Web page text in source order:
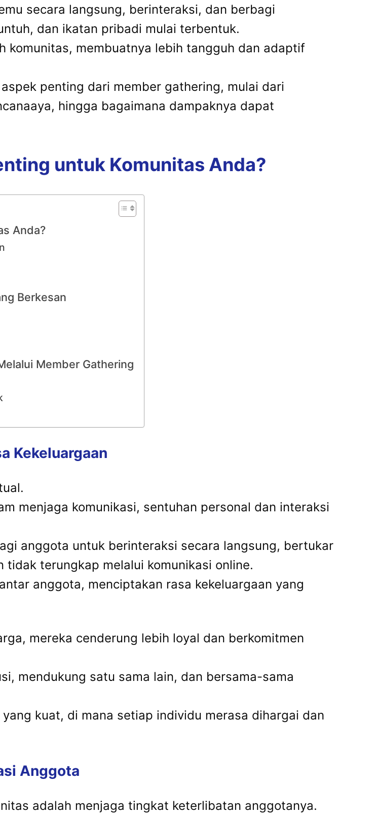
secara langsung, berinteraksi, dan berbagi
dan ikatan pribadi mulai terbentuk.
komunitas, membuatnya lebih tangguh dan adaptif
penting dari member gathering, mulai dari
hingga bagaimana dampaknya dapat
untuk Komunitas Anda?
Anda?
Berkesan
Member Gathering
Kekeluargaan
menjaga komunikasi, sentuhan personal dan interaksi
anggota untuk berinteraksi secara langsung, bertukar
tidak terungkap melalui komunikasi online.
anggota, menciptakan rasa kekeluargaan yang
mereka cenderung lebih loyal dan berkomitmen
mendukung satu sama lain, dan bersama-sama
kuat, di mana setiap individu merasa dihargai dan
Anggota
adalah menjaga tingkat keterlibatan anggotanya.